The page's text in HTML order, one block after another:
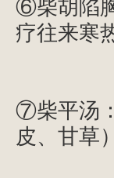
⑥柴胡陷
疗往来寒
⑦柴平汤
皮、甘草